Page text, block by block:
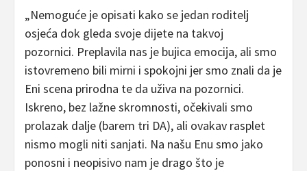
„Nemoguće je opisati kako se jedan roditelj
osjeća dok gleda svoje dijete na takvoj
pozornici. Preplavila nas je bujica emocija, ali smo
istovremeno bili mirni i spokojni jer smo znali da je
Eni scena prirodna te da uživa na pozornici.
Iskreno, bez lažne skromnosti, očekivali smo
prolazak dalje (barem tri DA), ali ovakav rasplet
nismo mogli niti sanjati. Na našu Enu smo jako
ponosni i neopisivo nam je drago što je